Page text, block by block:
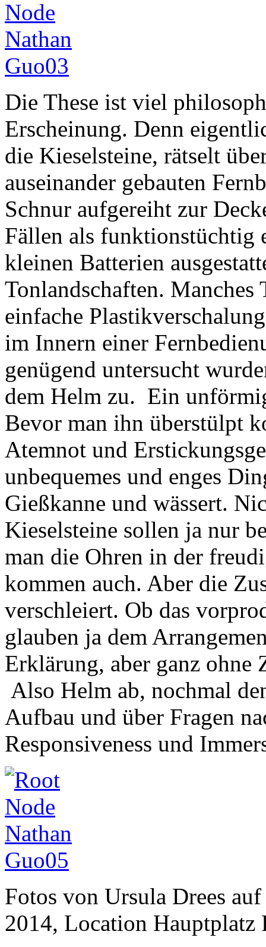
Die These ist viel
Erscheinung. Denn
die Kieselsteine, rätselt
auseinander gebauten
Schnur aufgereiht zur
Fällen als funktionstüchtig
kleinen Batterien
Tonlandschaften. Manches
einfache
im Innern einer
genügend untersucht
dem Helm zu. Ein
Bevor man ihn überstülpt
Atemnot und
unbequemes und enges
Gießkanne und wässert.
Kieselsteine sollen ja nur
man die Ohren in der
kommen auch. Aber die
verschleiert. Ob das
glauben ja dem
Erklärung, aber ganz
Also Helm ab, nochmal
Aufbau und über Fragen
Responsiveness und
Fotos von Ursula Drees
2014, Location Hauptplatz